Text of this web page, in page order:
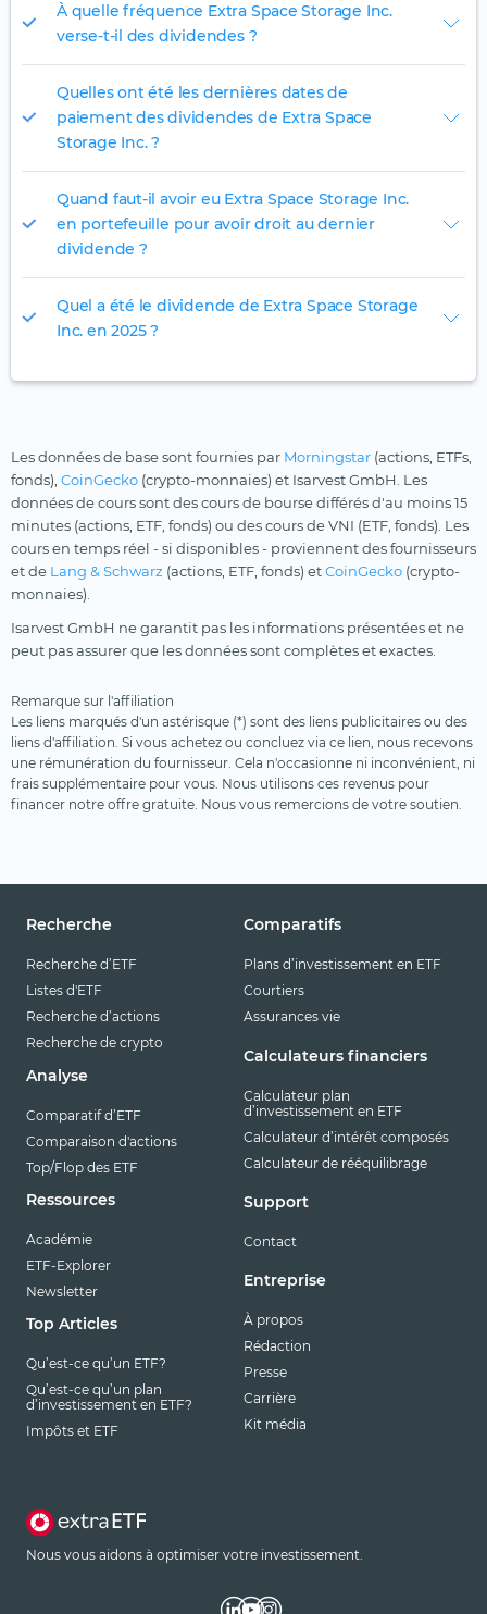
À quelle fréquence Extra Space Storage Inc.
verse-t-il des dividendes ?
Quelles ont été les dernières dates de
paiement des dividendes de Extra Space
Storage Inc. ?
Quand faut-il avoir eu Extra Space Storage Inc.
en portefeuille pour avoir droit au dernier
dividende ?
Quel a été le dividende de Extra Space Storage
Inc. en 2025 ?
Les données de base sont fournies par Morningstar (actions, ETFs,
fonds), CoinGecko (crypto-monnaies) et Isarvest GmbH. Les
données de cours sont des cours de bourse différés d'au moins 15
minutes (actions, ETF, fonds) ou des cours de VNI (ETF, fonds). Les
cours en temps réel - si disponibles - proviennent des fournisseurs
et de Lang & Schwarz (actions, ETF, fonds) etCoinGecko (crypto-
monnaies).
Isarvest GmbH ne garantit pas les informations présentées et ne
peut pas assurer que les données sont complètes et exactes.
Remarque sur l'affiliation
Les liens marqués d'un astérisque (*) sont des liens publicitaires ou des
liens d'affiliation. Si vous achetez ou concluez via ce lien, nous recevons
une rémunération du fournisseur. Cela n'occasionne ni inconvénient, ni
frais supplémentaire pour vous. Nous utilisons ces revenus pour
financer notre offre gratuite. Nous vous remercions de votre soutien.
Recherche
Recherche d’ETF
Listes d'ETF
Recherche d’actions
Recherche de crypto
Analyse
Comparatif d’ETF
Comparaison d'actions
Top/Flop des ETF
Ressources
Académie
ETF-Explorer
Newsletter
Top Articles
Qu’est-ce qu’un ETF?
Qu’est-ce qu’un plan
d’investissement en ETF?
Impôts et ETF
Comparatifs
Plans d’investissement en ETF
Courtiers
Assurances vie
Calculateurs financiers
Calculateur plan
d’investissement en ETF
Calculateur d’intérêt composés
Calculateur de rééquilibrage
Support
Contact
Entreprise
À propos
Rédaction
Presse
Carrière
Kit média
Nous vous aidons à optimiser votre investissement.